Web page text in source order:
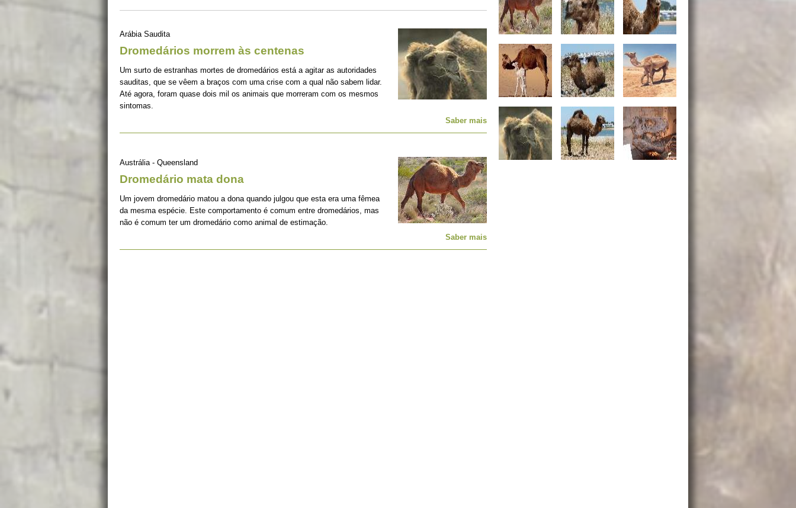
Arábia Saudita
Dromedários morrem às centenas
Um surto de estranhas mortes de dromedários está a agitar as autoridades
sauditas, que se vêem a braços com uma crise com a qual não sabem lidar.
Até agora, foram quase dois mil os animais que morreram com os mesmos
sintomas.
Saber mais
Austrália - Queensland
Dromedário mata dona
Um jovem dromedário matou a dona quando julgou que esta era uma fêmea
da mesma espécie. Este comportamento é comum entre dromedários, mas
não é comum ter um dromedário como animal de estimação.
Saber mais